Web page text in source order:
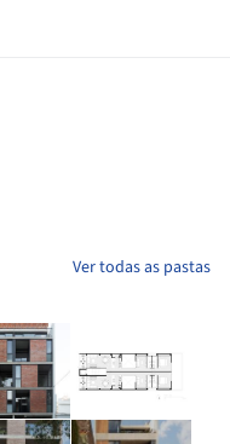
Ver todas as pastas